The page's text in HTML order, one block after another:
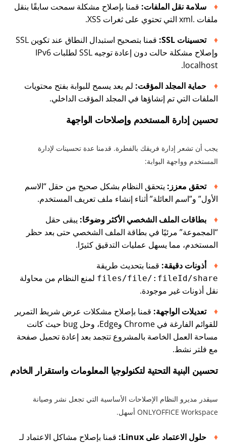
سلامة نقل الملفات: قمنا بإصلاح مشكلة سمحت سابقًا بنقل
ملفات .xml التي تحتوي على ثغرات XSS.
تحسينات SSL:
قمنا بتصحيح استبدال النطاق عند تكوين SSL
وإصلاح مشكلة حالت دون إعادة توجيه SSL لطلبات IPv6
localhost.
حماية المجلد المؤقت: لم يعد يسمح للبوابة بفتح محتويات
الملفات التي تم إنشاؤها في المجلد المؤقت الداخلي.
تحسين إدارة المستخدم وإصلاحات الواجهة
يجب أن تشعر إدارة فريقك بالفطرة. قدمنا عدة تحسينات لإدارة
المستخدم وواجهة البوابة:
تحقق معزز: يتحقق النظام بشكل صحيح من حقل “الاسم
الأول” و”اسم العائلة” أثناء إنشاء ملف تعريف المستخدم.
بطاقات الملف الشخصي الأكثر وضوحًا: يبقى حقل
“المجموعة” مرئيًا في بطاقة الملف الشخصي حتى بعد حظر
المستخدم، مما يسهل عمليات التدقيق كثيرًا.
أذونات دقيقة: قمنا بتحديث طريقة
files/file/:fileId/share لمنع النظام من محاولة
نقل أذونات غير موجودة.
تعديلات الواجهة: قمنا بإصلاح مشكلات عرض شريط التمرير
للقوائم الفارغة في Chrome وEdge، وحل bug حيث كانت
مساحة العمل الخاصة بالمشروع تتجمد بعد إعادة تحميل صفحة
مع فلتر نشط.
تحسين البنية التحتية لتكنولوجيا المعلومات واستقرار الخادم
سيقدر مديرو النظام الإصلاحات الأساسية التي تجعل نشر وصيانة
ONLYOFFICE Workspace أسهل.
حلول الاعتماد على Linux:
قمنا بإصلاح مشاكل الاعتماد لـ